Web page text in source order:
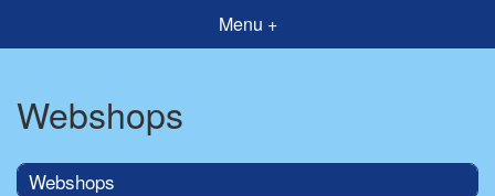
Menu +
Webshops
Webshops